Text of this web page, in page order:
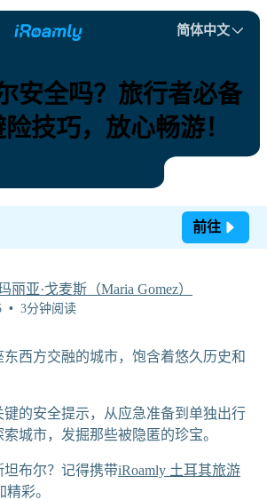
简体中文
安全吗？旅行者必备
技巧，放心畅游！
前往
丽亚·戈麦斯（Maria Gomez）
• 3分钟阅读
西方交融的城市，饱含着悠久历史和
的安全提示，从应急准备到单独出行
城市，发掘那些被隐匿的珍宝。
坦布尔？记得携带iRoamly 土耳其旅游
彩。